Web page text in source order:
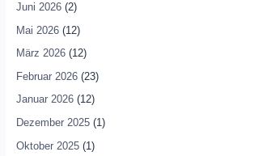
Juni 2026(2)
Mai 2026(12)
März 2026(12)
Februar 2026(23)
Januar 2026(12)
Dezember 2025(1)
Oktober 2025(1)